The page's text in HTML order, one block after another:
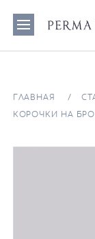
ГЛАВНАЯ
КОРОЧКИ НА